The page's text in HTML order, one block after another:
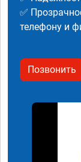
✅
телефону и
Позвонить